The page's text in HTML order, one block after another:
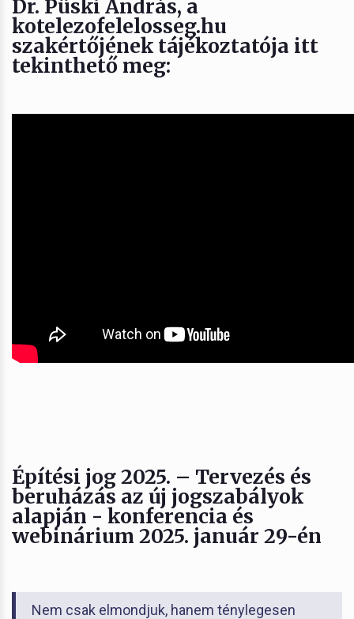
Dr. Püski András, a
kotelezofelelosseg.hu
szakértőjének tájékoztatója itt
tekinthető meg:
Építési jog 2025. – Tervezés és
beruházás az új jogszabályok
alapján - konferencia és
webinárium 2025. január 29-én
Nem csak elmondjuk, hanem ténylegesen